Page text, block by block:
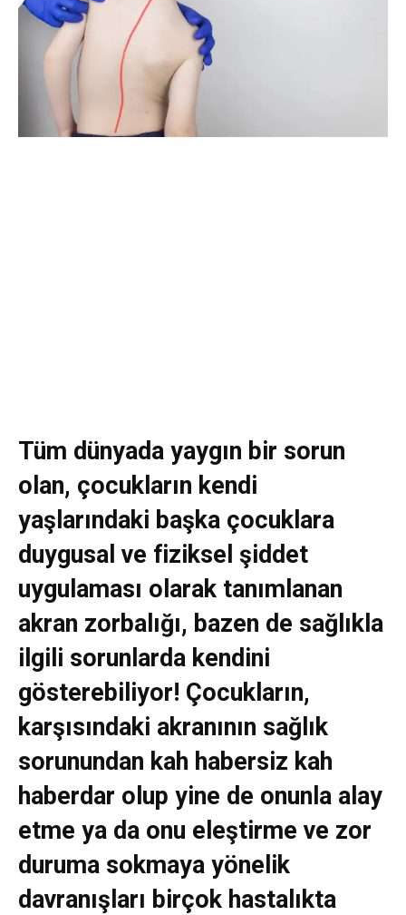
Tüm dünyada yaygın bir sorun
olan, çocukların kendi
yaşlarındaki başka çocuklara
duygusal ve fiziksel şiddet
uygulaması olarak tanımlanan
akran zorbalığı, bazen de sağlıkla
ilgili sorunlarda kendini
gösterebiliyor! Çocukların,
karşısındaki akranının sağlık
sorunundan kah habersiz kah
haberdar olup yine de onunla alay
etme ya da onu eleştirme ve zor
duruma sokmaya yönelik
davranışları birçok hastalıkta